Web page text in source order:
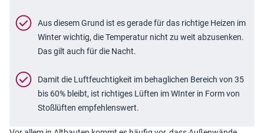
Aus diesem Grund ist es gerade für das richtige Heizen im
Winter wichtig, die Temperatur nicht zu weit abzusenken.
Das gilt auch für die Nacht.
Damit die Luftfeuchtigkeit im behaglichen Bereich von 35
bis 60% bleibt, ist richtiges Lüften im WInter in Form von
Stoßlüften empfehlenswert.